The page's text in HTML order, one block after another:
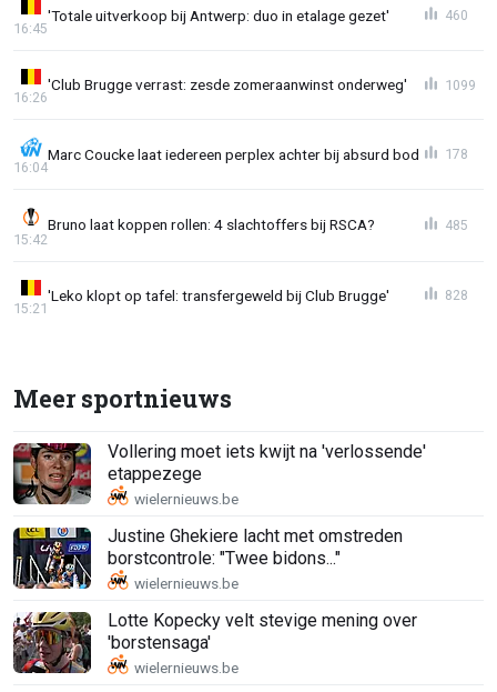
'Totale uitverkoop bij Antwerp: duo in etalage gezet'
16:45
460
'Club Brugge verrast: zesde zomeraanwinst onderweg'
16:26
1099
Marc Coucke laat iedereen perplex achter bij absurd bod
16:04
178
Bruno laat koppen rollen: 4 slachtoffers bij RSCA?
15:42
485
'Leko klopt op tafel: transfergeweld bij Club Brugge'
15:21
828
Meer sportnieuws
Vollering moet iets kwijt na 'verlossende'
etappezege
Justine Ghekiere lacht met omstreden
borstcontrole: "Twee bidons..."
Lotte Kopecky velt stevige mening over
'borstensaga'